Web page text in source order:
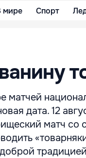
мире Спорт
матчей
дата. 12
матч со